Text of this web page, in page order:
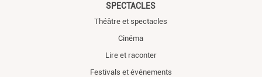
SPECTACLES
Théâtre et spectacles
Cinéma
Lire et raconter
Festivals et événements